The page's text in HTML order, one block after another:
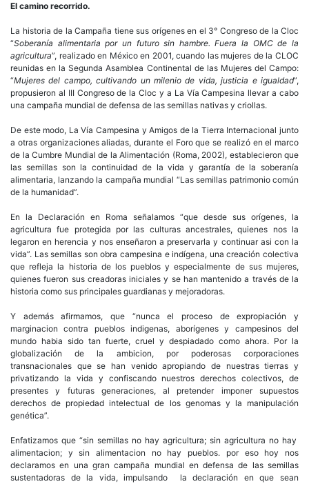
El camino recorrido.
La historia de la Campaña tiene sus orígenes en el 3° Congreso de la Cloc
“Soberanía alimentaria por un futuro sin hambre. Fuera la OMC de la
agricultura”, realizado en México en 2001, cuando las mujeres de la CLOC
reunidas en la Segunda Asamblea Continental de las Mujeres del Campo:
“Mujeres del campo, cultivando un milenio de vida, justicia e igualdad”,
propusieron al III Congreso de la Cloc y a La Vía Campesina llevar a cabo
una campaña mundial de defensa de las semillas nativas y criollas.
De este modo, La Vía Campesina y Amigos de la Tierra Internacional junto
a otras organizaciones aliadas, durante el Foro que se realizó en el marco
de la Cumbre Mundial de la Alimentación (Roma, 2002), establecieron que
las semillas son la continuidad de la vida y garantía de la soberanía
alimentaria, lanzando la campaña mundial “Las semillas patrimonio común
de la humanidad”.
En la Declaración en Roma señalamos “que desde sus orígenes, la
agricultura fue protegida por las culturas ancestrales, quienes nos la
legaron en herencia y nos enseñaron a preservarla y continuar asi con la
vida”. Las semillas son obra campesina e indígena, una creación colectiva
que refleja la historia de los pueblos y especialmente de sus mujeres,
quienes fueron sus creadoras iniciales y se han mantenido a través de la
historia como sus principales guardianas y mejoradoras.
Y además afirmamos, que “nunca el proceso de expropiación y
marginacion contra pueblos indigenas, aborígenes y campesinos del
mundo habia sido tan fuerte, cruel y despiadado como ahora. Por la
globalización de la ambicion, por poderosas corporaciones
transnacionales que se han venido apropiando de nuestras tierras y
privatizando la vida y confiscando nuestros derechos colectivos, de
presentes y futuras generaciones, al pretender imponer supuestos
derechos de propiedad intelectual de los genomas y la manipulación
genética”.
Enfatizamos que “sin semillas no hay agricultura; sin agricultura no hay
alimentacion; y sin alimentacion no hay pueblos. por eso hoy nos
declaramos en una gran campaña mundial en defensa de las semillas
sustentadoras de la vida, impulsando la declaración en que sean